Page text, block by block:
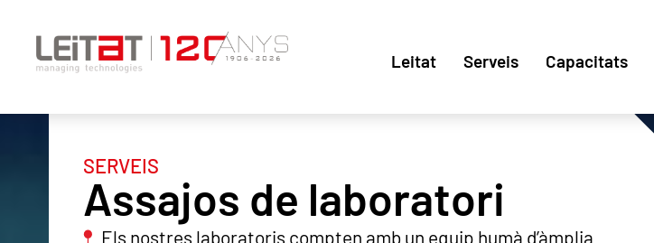
Leitat Serveis Capacitats
SERVEIS
Assajos de laboratori
Els nostres laboratoris compten amb un equip humà d’àmplia